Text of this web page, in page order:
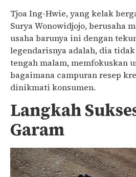
Tjoa Ing-Hwie, yang kelak
Surya Wonowidjojo, berusaha
usaha barunya ini dengan
legendarisnya adalah, dia
tengah malam, memfokuskan
bagaimana campuran resep
dinikmati konsumen.
Langkah
Garam